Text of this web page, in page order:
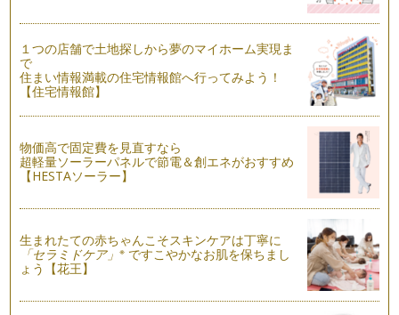
さあ、ようやく沖縄旅行へ出発の時が来ました。当日は早めに
起きて、時間にゆとりをもって家を出…
(2018年1月8日更新) 0～3歳児とのおでかけは普段から…
なるべく安く沖縄旅行したい！子連れでもLCCは大丈夫？
乗ったことがないとちょっと不安の飛行機ＬＣＣ（ローコスト
子連れ沖縄旅行を予約する時に知っておきたいポイント
沖縄旅行といえば、ツアー会社やネットで航空券と宿泊がセッ
トになったパッケージを申し込む方が…
１つの店舗で土地探しから夢のマイホーム実現ま
で
住まい情報満載の住宅情報館へ行ってみよう！
【住宅情報館】
物価高で固定費を見直すなら
超軽量ソーラーパネルで節電＆創エネがおすすめ
【HESTAソーラー】
生まれたての赤ちゃんこそスキンケアは丁寧に
「セラミドケア」※ ですこやかなお肌を保ちまし
ょう【花王】